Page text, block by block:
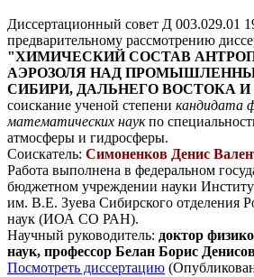
Диссертационный совет Д 003.029.01
предварительному рассмотрению
"ХИМИЧЕСКИЙ СОСТАВ
АЭРОЗОЛЯ НАД
СИБИРИ, ДАЛЬНЕГО ВОСТОКА
соискание ученой степени кандидата
математических наукпо
атмосферы и гидросферы.
Соискатель: Симоненков Денис
Работа выполнена в федеральном
бюджетном учреждении науки
им. В.Е. Зуева Сибирского отделения
наук (ИОА СО РАН).
Научный руководитель: доктор
наук, профессор Белан Борис
Посмотреть диссертацию